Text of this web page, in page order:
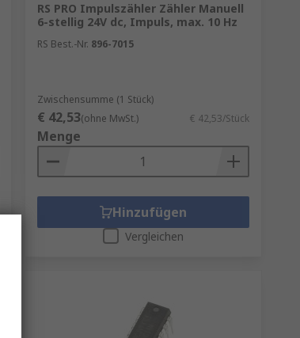
RS PRO Impulszähler Zähler Manuell
6-stellig 24V dc, Impuls, max. 10 Hz
RS Best.-Nr. 896-7015
Zwischensumme (1 Stück)
€ 42,53(ohne MwSt.) € 42,53/Stück
Menge
Hinzufügen
Vergleichen